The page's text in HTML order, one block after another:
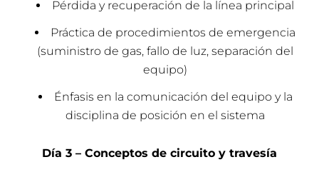
Pérdida y recuperación de la línea principal
Práctica de procedimientos de emergencia
(suministro de gas, fallo de luz, separación del
equipo)
Énfasis en la comunicación del equipo y la
disciplina de posición en el sistema
Día 3 – Conceptos de circuito y travesía